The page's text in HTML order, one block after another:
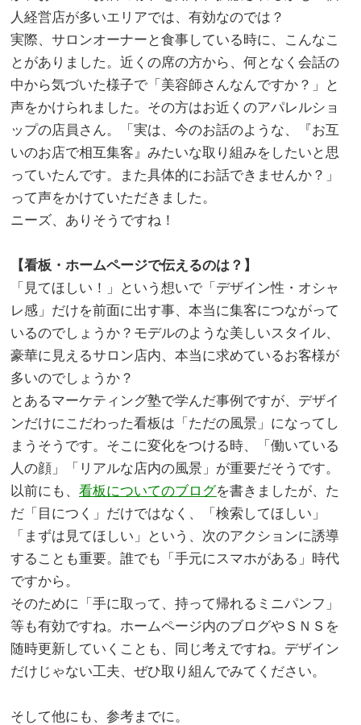
人経営店が多いエリアでは、有効なのでは？
実際、サロンオーナーと食事している時に、こんなこ
とがありました。近くの席の方から、何となく会話の
中から気づいた様子で「美容師さんなんですか？」と
声をかけられました。その方はお近くのアパレルショ
ップの店員さん。「実は、今のお話のような、『お互
いのお店で相互集客』みたいな取り組みをしたいと思
っていたんです。また具体的にお話できませんか？」
って声をかけていただきました。
ニーズ、ありそうですね！
【看板・ホームページで伝えるのは？】
「見てほしい！」という想いで「デザイン性・オシャ
レ感」だけを前面に出す事、本当に集客につながって
いるのでしょうか？モデルのような美しいスタイル、
豪華に見えるサロン店内、本当に求めているお客様が
多いのでしょうか？
とあるマーケティング塾で学んだ事例ですが、デザイ
ンだけにこだわった看板は「ただの風景」になってし
まうそうです。そこに変化をつける時、「働いている
人の顔」「リアルな店内の風景」が重要だそうです。
以前にも、看板についてのブログを書きましたが、た
だ「目につく」だけではなく、「検索してほしい」
「まずは見てほしい」という、次のアクションに誘導
することも重要。誰でも「手元にスマホがある」時代
ですから。
そのために「手に取って、持って帰れるミニパンフ」
等も有効ですね。ホームページ内のブログやＳＮＳを
随時更新していくことも、同じ考えですね。デザイン
だけじゃない工夫、ぜひ取り組んでみてください。
そして他にも、参考までに。